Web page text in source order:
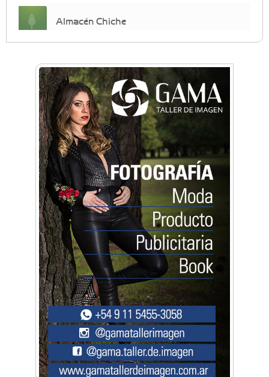
Almacén Chiche
crecimiento personal
Arq. Horacio Alejandro Sánchez
Artística ApasionArte
Artística Catalina
Artística Veral
BAIC Ramos Mejía
Brisé Estudio de Danzas
Buenos Aires Equipar